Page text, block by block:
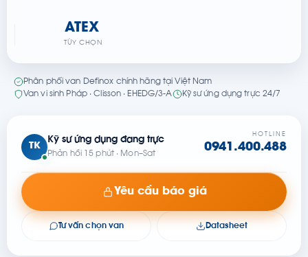
ATEX
TÙY CHỌN
Phân phối van Definox chính hãng tại Việt Nam
Van vi sinh Pháp · Clisson · EHEDG/3-A
Kỹ sư ứng dụng trực 24/7
TK
Kỹ sư ứng dụng đang trực
Phản hồi 15 phút · Mon–Sat
HOTLINE
0941.400.488
Yêu cầu báo giá
Tư vấn chọn van Datasheet